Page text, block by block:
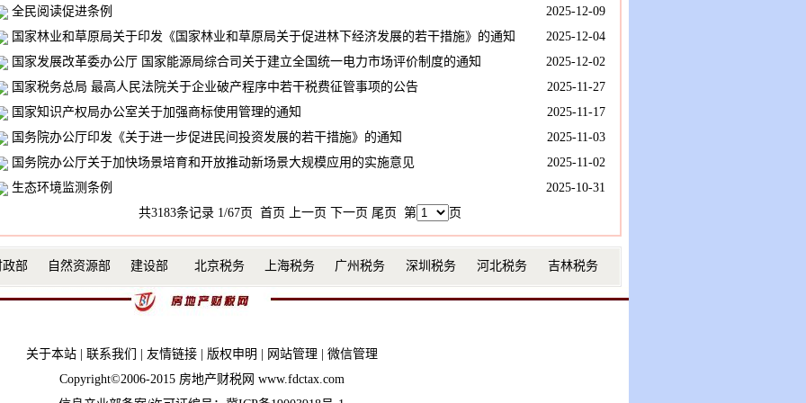
全民阅读促进条例
2025-12-09
国家林业和草原局关于印发《国家林业和草原局关于促进林下经济发展的若干措施》的通知
2025-12-04
国家发展改革委办公厅 国家能源局综合司关于建立全国统一电力市场评价制度的通知
2025-12-02
国家税务总局 最高人民法院关于企业破产程序中若干税费征管事项的公告
2025-11-27
国家知识产权局办公室关于加强商标使用管理的通知
2025-11-17
国务院办公厅印发《关于进一步促进民间投资发展的若干措施》的通知
2025-11-03
国务院办公厅关于加快场景培育和开放推动新场景大规模应用的实施意见
2025-11-02
生态环境监测条例
2025-10-31
共3183条记录 1/67页 首页 上一页 下一页 尾页 第 页
部 自然资源部 建设部 北京税务 上海税务 广州税务 深圳税务 河北税务 吉林税务
关于本站 联系我们 友情链接| 版权申明 网站管理
微信管理
Copyright©2006-2015 房地产财税网 www.fdctax.com